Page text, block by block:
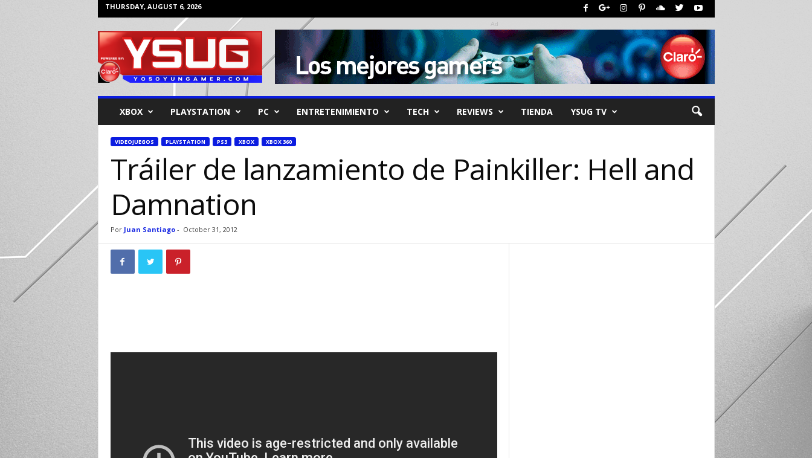
THURSDAY, AUGUST 6, 2026
o
o
y
Ad
XBOX PLAYSTATION PC ENTRETENIMIENTO TECH REVIEWS TIENDA YSUG TV
VIDEOJUEGOS PLAYSTATION PS3 XBOX XBOX 360
Tráiler de lanzamiento de Painkiller: Hell and
Damnation
Por Juan Santiago- October 31, 2012